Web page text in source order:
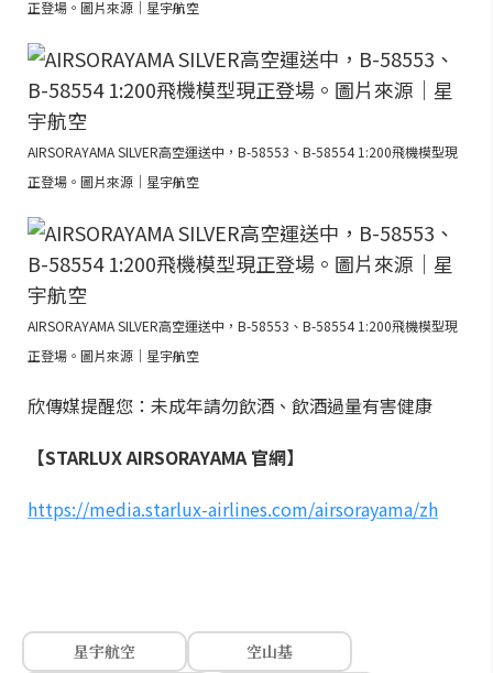
正登場。圖片來源｜星宇航空
AIRSORAYAMA SILVER高空運送中，B-58553、B-58554 1:200飛機模型現
正登場。圖片來源｜星宇航空
AIRSORAYAMA SILVER高空運送中，B-58553、B-58554 1:200飛機模型現
正登場。圖片來源｜星宇航空
欣傳媒提醒您：未成年請勿飲酒、飲酒過量有害健康
【STARLUX AIRSORAYAMA 官網】
https://media.starlux-airlines.com/airsorayama/zh
星宇航空 空山基